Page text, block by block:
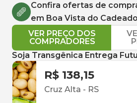
Confira ofertas de
em Boa Vista do Cadeado
VER PREÇO DOS
COMPRADORES
Soja Transgênica Entrega
R$ 138,15
Cruz Alta - RS